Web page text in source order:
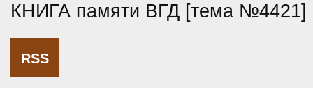
КНИГА памяти ВГД [тема №4421]
RSS